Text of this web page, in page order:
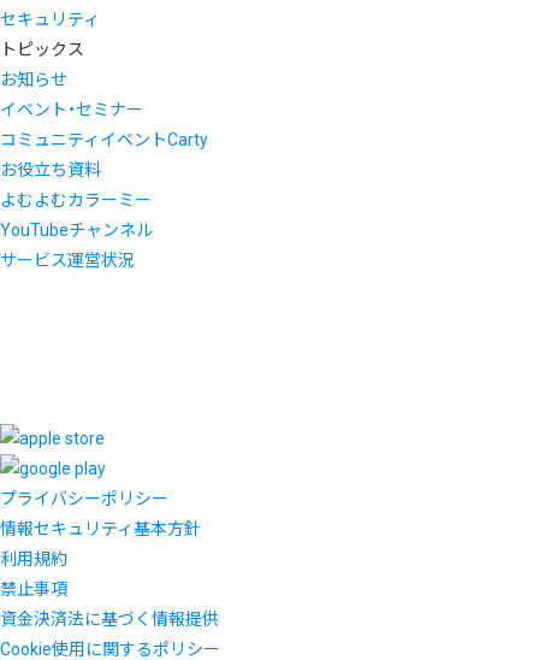
セキュリティ
トピックス
お知らせ
イベント・セミナー
コミュニティイベントCarty
お役立ち資料
よむよむカラーミー
YouTubeチャンネル
サービス運営状況
プライバシーポリシー
情報セキュリティ基本方針
利用規約
禁止事項
資金決済法に基づく情報提供
Cookie使用に関するポリシー